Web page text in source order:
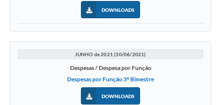
Telefones Úteis
DOWNLOADS
JUNHO de 2021 (30/06/2021)
Despesas / Despesa por Função
Despesas por Função 3º Bimestre
DOWNLOADS